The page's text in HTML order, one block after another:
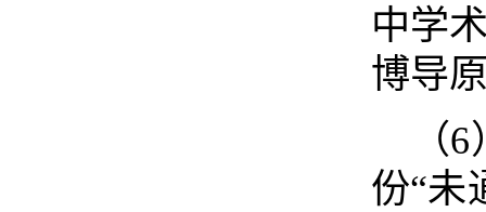
中学
博导
（
份“未